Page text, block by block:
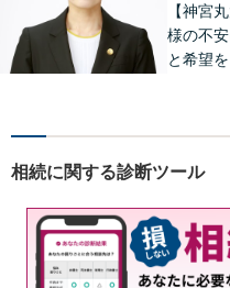
【神宮
様の不
と希望
う真摯
い。【
【地域
相続に関する診断ツール